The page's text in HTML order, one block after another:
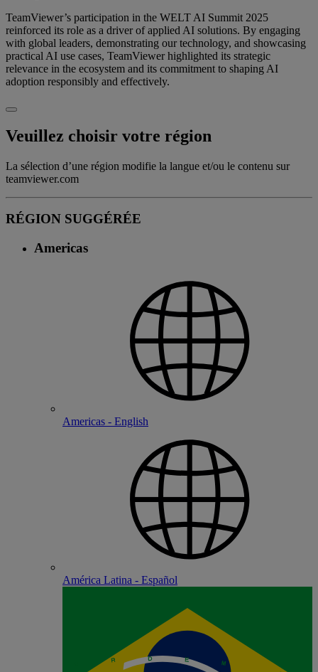
TeamViewer’s participation in the WELT AI Summit 2025
reinforced its role as a driver of applied AI solutions. By engaging
with global leaders, demonstrating our technology, and showcasing
practical AI use cases, TeamViewer highlighted its strategic
relevance in the ecosystem and its commitment to shaping AI
adoption responsibly and effectively.
Veuillez choisir votre région
La sélection d’une région modifie la langue et/ou le contenu sur
teamviewer.com
RÉGION SUGGÉRÉE
Americas
Americas - English
América Latina - Español